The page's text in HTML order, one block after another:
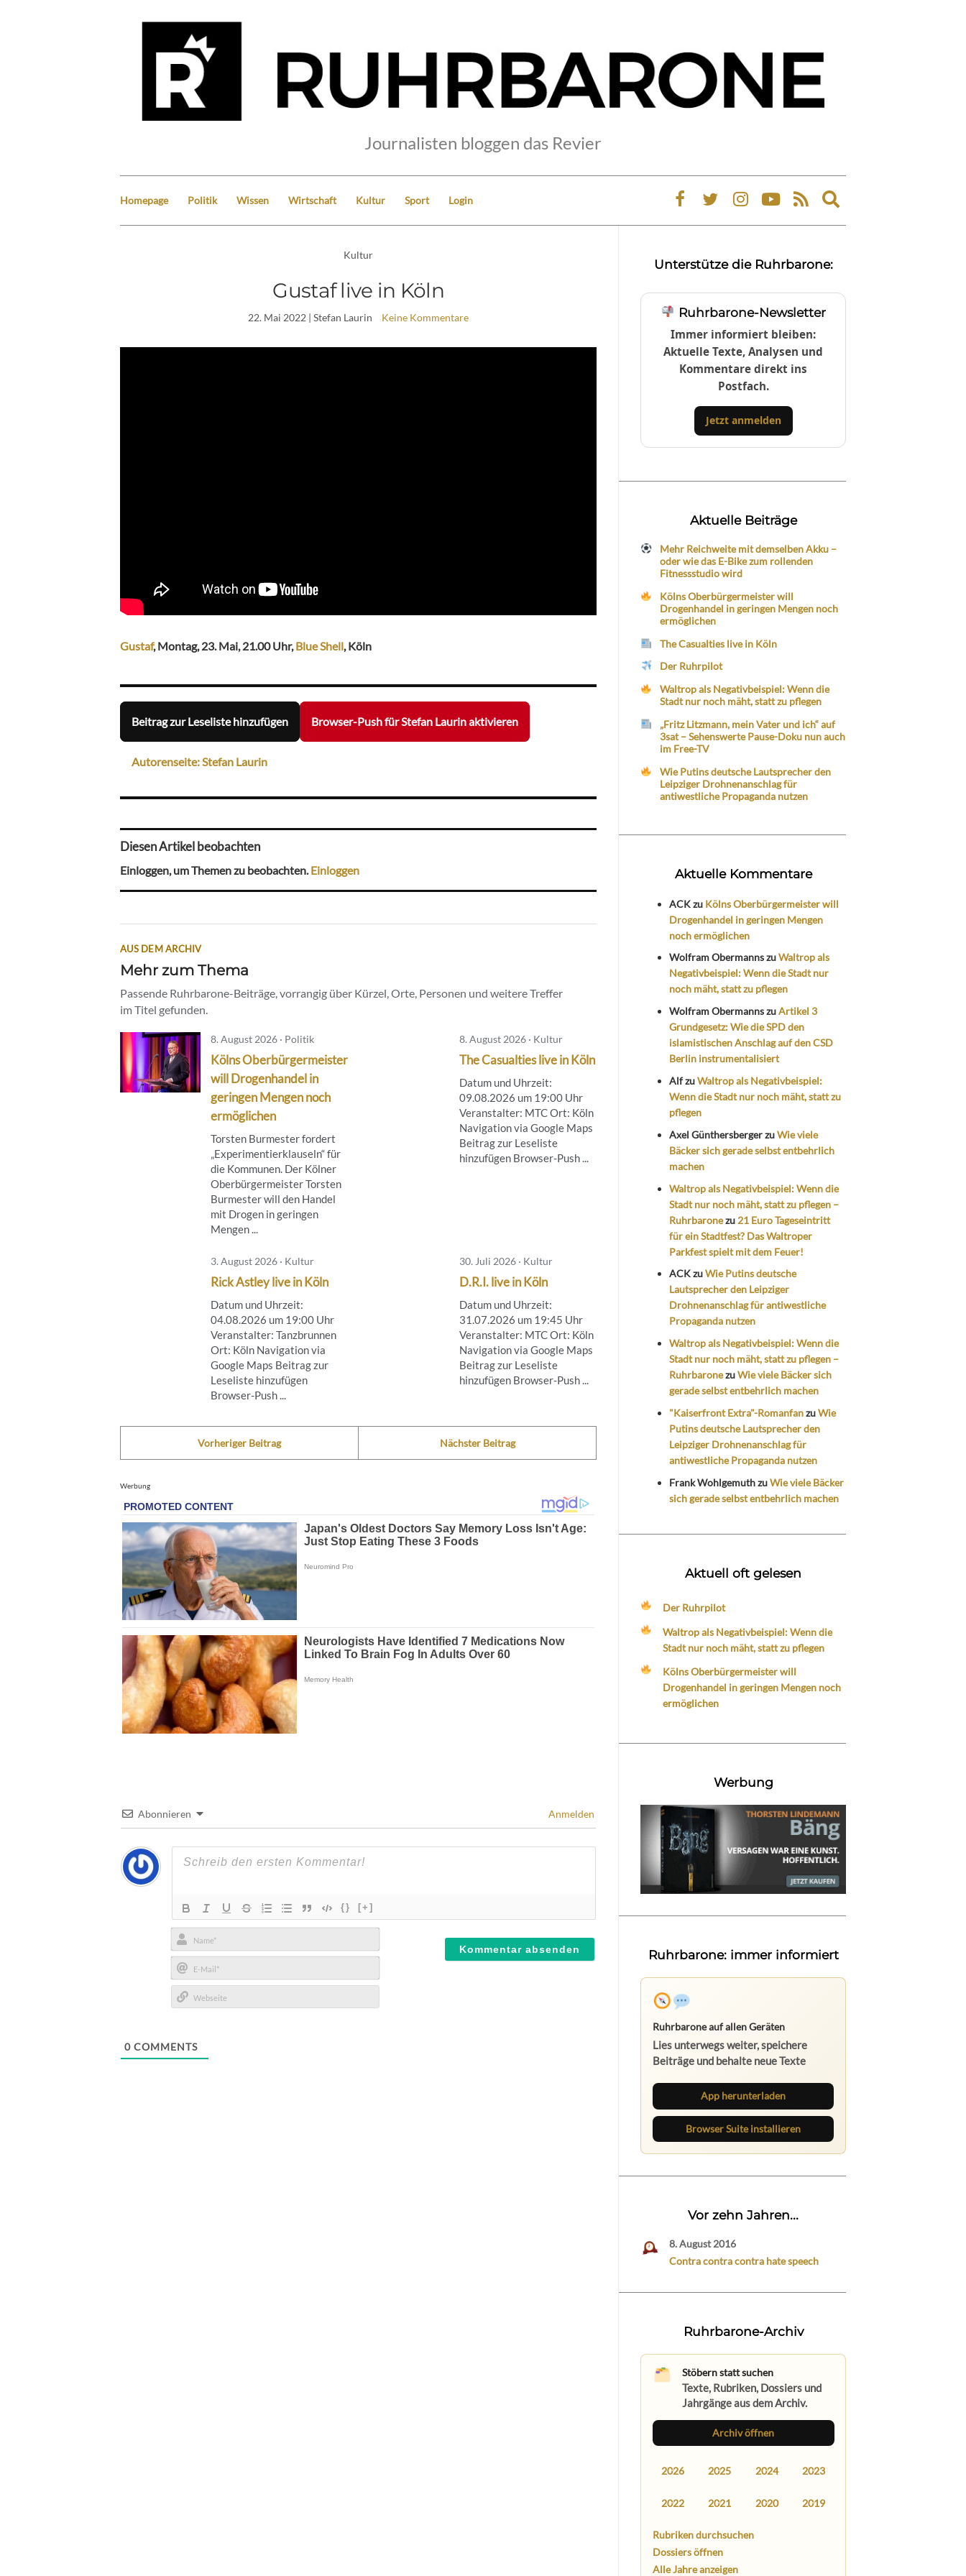
Journalisten bloggen das Revier
Homepage Politik Wissen Wirtschaft Kultur Sport Login
Expand
search
Kultur
Gustaf live in Köln
22. Mai 2022 | Stefan Laurin Keine Kommentare
Gustaf, Montag, 23. Mai, 21.00 Uhr,Blue Shell, Köln
Beitrag zur Leseliste hinzufügen Browser-Push für Stefan Laurin aktivieren
Autorenseite: Stefan Laurin
Diesen Artikel beobachten
Einloggen, um Themen zu beobachten.Einloggen
AUS DEM ARCHIV
Mehr zum Thema
Passende Ruhrbarone-Beiträge, vorrangig über Kürzel, Orte, Personen und weitere Treffer
im Titel gefunden.
8. August 2026 · Politik
Kölns Oberbürgermeister
will Drogenhandel in
geringen Mengen noch
ermöglichen
Torsten Burmester fordert
„Experimentierklauseln“ für
die Kommunen. Der Kölner
Oberbürgermeister Torsten
Burmester will den Handel
mit Drogen in geringen
Mengen ...
8. August 2026 · Kultur
The Casualties live in Köln
Datum und Uhrzeit:
09.08.2026 um 19:00 Uhr
Veranstalter: MTC Ort: Köln
Navigation via Google Maps
Beitrag zur Leseliste
hinzufügen Browser-Push ...
3. August 2026 · Kultur
Rick Astley live in Köln
Datum und Uhrzeit:
04.08.2026 um 19:00 Uhr
Veranstalter: Tanzbrunnen
Ort: Köln Navigation via
Google Maps Beitrag zur
Leseliste hinzufügen
Browser-Push ...
30. Juli 2026 · Kultur
D.R.I. live in Köln
Datum und Uhrzeit:
31.07.2026 um 19:45 Uhr
Veranstalter: MTC Ort: Köln
Navigation via Google Maps
Beitrag zur Leseliste
hinzufügen Browser-Push ...
Vorheriger Beitrag Nächster Beitrag
Werbung
Abonnieren Anmelden
{} [+]
Name*
E-
Mail*
0 COMMENTS
Unterstütze die Ruhrbarone:
Ruhrbarone-Newsletter
Immer informiert bleiben:
Aktuelle Texte, Analysen und
Kommentare direkt ins
Postfach.
Jetzt anmelden
Aktuelle Beiträge
Mehr Reichweite mit demselben Akku –
oder wie das E-Bike zum rollenden
Fitnessstudio wird
Kölns Oberbürgermeister will
Drogenhandel in geringen Mengen noch
ermöglichen
The Casualties live in Köln
Der Ruhrpilot
Waltrop als Negativbeispiel: Wenn die
Stadt nur noch mäht, statt zu pflegen
„Fritz Litzmann, mein Vater und ich“ auf
3sat – Sehenswerte Pause-Doku nun auch
im Free-TV
Wie Putins deutsche Lautsprecher den
Leipziger Drohnenanschlag für
antiwestliche Propaganda nutzen
Aktuelle Kommentare
ACKzu Kölns Oberbürgermeister will
Drogenhandel in geringen Mengen
noch ermöglichen
Wolfram ObermannszuWaltrop als
Negativbeispiel: Wenn die Stadt nur
noch mäht, statt zu pflegen
Wolfram ObermannszuArtikel 3
Grundgesetz: Wie die SPD den
islamistischen Anschlag auf den CSD
Berlin instrumentalisiert
AlfzuWaltrop als Negativbeispiel:
Wenn die Stadt nur noch mäht, statt zu
pflegen
Axel GünthersbergerzuWie viele
Bäcker sich gerade selbst entbehrlich
machen
Waltrop als Negativbeispiel: Wenn die
Stadt nur noch mäht, statt zu pflegen –
Ruhrbaronezu 21 Euro Tageseintritt
für ein Stadtfest? Das Waltroper
Parkfest spielt mit dem Feuer!
ACKzuWie Putins deutsche
Lautsprecher den Leipziger
Drohnenanschlag für antiwestliche
Propaganda nutzen
Waltrop als Negativbeispiel: Wenn die
Stadt nur noch mäht, statt zu pflegen –
RuhrbaronezuWie viele Bäcker sich
gerade selbst entbehrlich machen
"Kaiserfront Extra"-RomanfanzuWie
Putins deutsche Lautsprecher den
Leipziger Drohnenanschlag für
antiwestliche Propaganda nutzen
Frank WohlgemuthzuWie viele Bäcker
sich gerade selbst entbehrlich machen
Aktuell oft gelesen
Der Ruhrpilot
Waltrop als Negativbeispiel: Wenn die
Stadt nur noch mäht, statt zu pflegen
Kölns Oberbürgermeister will
Drogenhandel in geringen Mengen noch
ermöglichen
Werbung
Ruhrbarone: immer informiert
Ruhrbarone auf allen Geräten
Lies unterwegs weiter, speichere
Beiträge und behalte neue Texte
App herunterladen
Browser Suite installieren
Vor zehn Jahren...
8. August 2016
Contra contra contra hate speech
Ruhrbarone-Archiv
Stöbern statt suchen
Texte, Rubriken, Dossiers und
Jahrgänge aus dem Archiv.
Archiv öffnen
2026 2025 2024 2023
2022 2021 2020 2019
Rubriken durchsuchen
Dossiers öffnen
Alle Jahre anzeigen